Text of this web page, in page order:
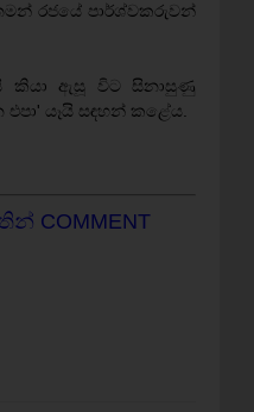
රජයේ පාර්ශ්වකරුවන්
කියා ඇසූ විට සිනාසුණු
යෑයි සඳහන් කළේය.
COMMENT